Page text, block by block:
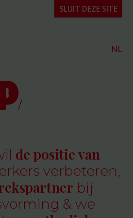
NL
SLUIT DEZE SITE
de positie van
verbeteren,
bij
& we